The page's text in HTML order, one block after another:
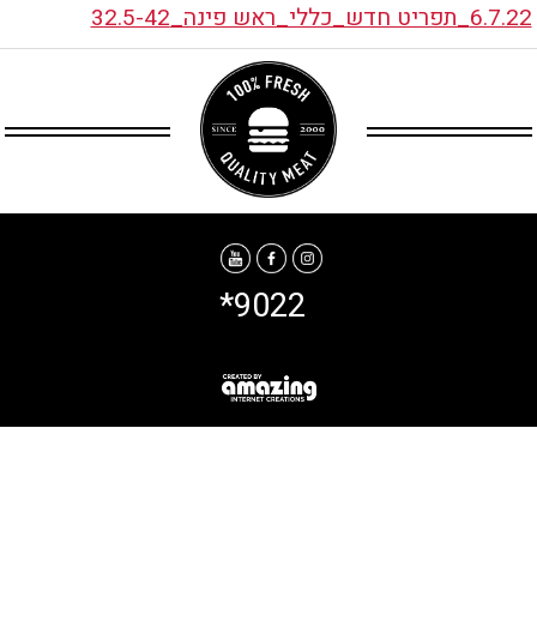
6.7.22_תפריט חדש_כללי_ראש פינה_32.5-42
*9022